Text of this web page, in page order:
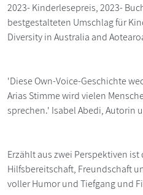
2023- Kinderlesepreis, 2023-
bestgestalteten Umschlag für
Diversity in Australia and
'Diese Own-Voice-Geschichte
Arias Stimme wird vielen
sprechen.' Isabel Abedi, Autorin
Erzählt aus zwei Perspektiven
Hilfsbereitschaft, Freundschaft
voller Humor und Tiefgang und